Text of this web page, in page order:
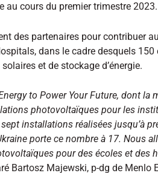
au cours du premier trimestre 2023.
des partenaires pour contribuer
dans le cadre desquels
et de stockage d’énergie.
to Power Your Future, dont la
photovoltaïques pour les
installations réalisées jusqu’à
porte ce nombre à 17. Nous
pour des écoles et des
Bartosz Majewski, p-dg de Menlo